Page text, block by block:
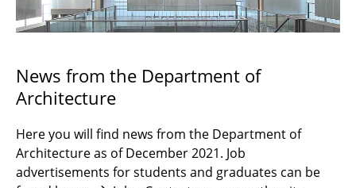
Bachelor Architecture+
Qualification profile
Semester Programme
Internationales
News from the Department of
Architecture
Here you will find news from the Department of
Architecture as of December 2021. Job
advertisements for students and graduates can be